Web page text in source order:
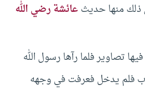
ذلك منها حديثعائشة رضي الله
تصاوير فلما رآها رسول الله
فلم يدخل فعرفت في وجهه